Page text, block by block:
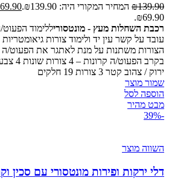
₪139.90 המחיר המקורי היה: ₪139.90. 69.90
₪69.90.
רכבת השחלות מעץ - מונטסוריללימוד
עובד על קשר עין יד ולימוד צורות
הצורות משתנות על מנת לאתגר את הפעוט/ה
בקרב
ירוק / צהוב קטר 3 צורות 19 חלקים
שמור מוצר
הוספה לסל
מבט מהיר
-39%
השווה מוצר
דלי ירקות ופירות מונטסורי עם סכין